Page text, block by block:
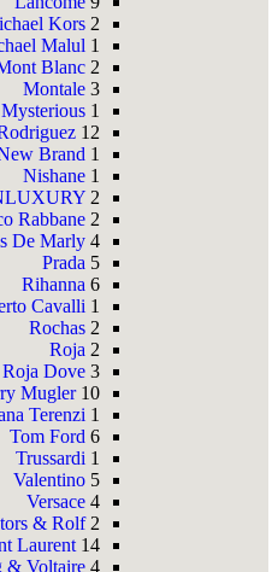
Kors 2
Malul 1
Blanc 2
Montale 3
Mysterious 1
12
Brand 1
Nishane 1
2
Rabbane 2
De Marly 4
Prada 5
Rihanna 6
Cavalli 1
Rochas 2
Roja 2
Roja Dove 3
Mugler 10
Terenzi 1
Tom Ford 6
Trussardi 1
Valentino 5
Versace 4
& Rolf 2
Laurent 14
& Voltaire 4